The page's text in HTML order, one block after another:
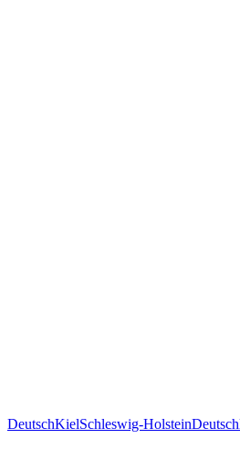
DeutschKielSchleswig-Holstein